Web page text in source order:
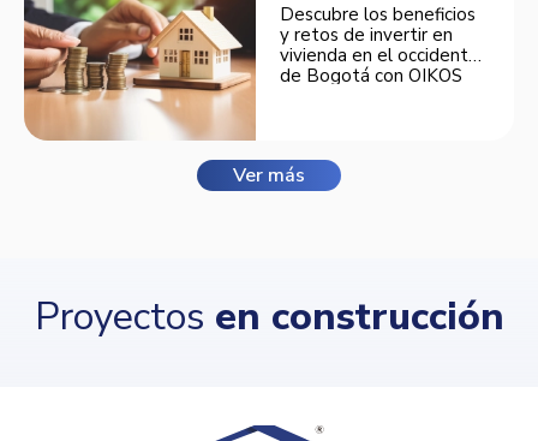
Descubre los beneficios
y retos de invertir en
vivienda en el occidente
de Bogotá con OIKOS
Ver más
Proyectos en construcción